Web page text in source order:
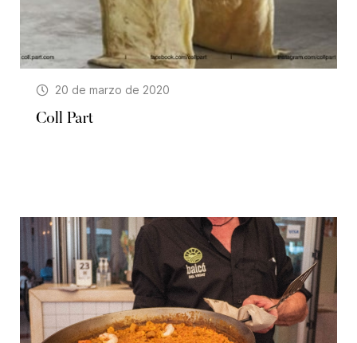
20 de marzo de 2020
Coll Part